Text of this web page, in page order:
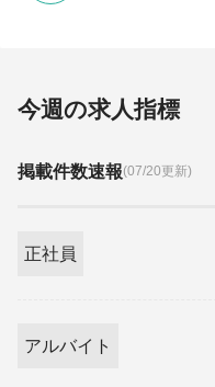
今週の求人指標
掲載件数速報(07/20更新)
正社員
アルバイト